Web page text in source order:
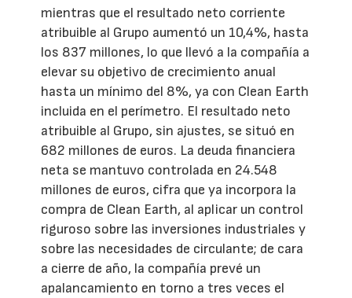
mientras que el resultado neto corriente
atribuible al Grupo aumentó un 10,4%, hasta
los 837 millones, lo que llevó a la compañía a
elevar su objetivo de crecimiento anual
hasta un mínimo del 8%, ya con Clean Earth
incluida en el perímetro. El resultado neto
atribuible al Grupo, sin ajustes, se situó en
682 millones de euros. La deuda financiera
neta se mantuvo controlada en 24.548
millones de euros, cifra que ya incorpora la
compra de Clean Earth, al aplicar un control
riguroso sobre las inversiones industriales y
sobre las necesidades de circulante; de cara
a cierre de año, la compañía prevé un
apalancamiento en torno a tres veces el